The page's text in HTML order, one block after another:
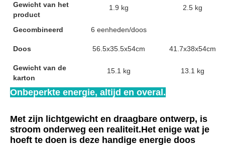
Gewicht van het
product
1.9 kg 2.5 kg
Gecombineerd 6 eenheden/doos
Doos 56.5x35.5x54cm 41.7x38x54cm
Gewicht van de
karton
15.1 kg 13.1 kg
Onbeperkte energie, altijd en overal.
Met zijn lichtgewicht en draagbare ontwerp, is
stroom onderweg een realiteit.Het enige wat je
hoeft te doen is deze handige energie doos